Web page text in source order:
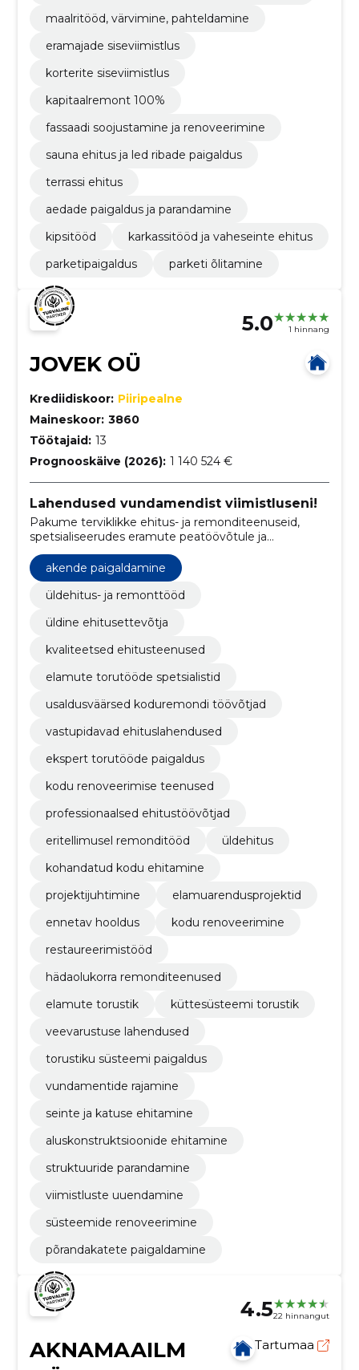
maalritööd, värvimine, pahteldamine
eramajade siseviimistlus
korterite siseviimistlus
kapitaalremont 100%
fassaadi soojustamine ja renoveerimine
sauna ehitus ja led ribade paigaldus
terrassi ehitus
aedade paigaldus ja parandamine
kipsitööd
karkassitööd ja vaheseinte ehitus
parketipaigaldus
parketi õlitamine
5.0 1 hinnang
JOVEK OÜ
Krediidiskoor: Piiripealne
Maineskoor: 3860
Töötajaid: 13
Prognooskäive (2026): 1 140 524 €
Lahendused vundamendist viimistluseni!
Pakume terviklikke ehitus- ja remonditeenuseid,
spetsialiseerudes eramute peatöövõtule ja
torutöödele.
akende paigaldamine
üldehitus- ja remonttööd
üldine ehitusettevõtja
kvaliteetsed ehitusteenused
elamute torutööde spetsialistid
usaldusväärsed koduremondi töövõtjad
vastupidavad ehituslahendused
ekspert torutööde paigaldus
kodu renoveerimise teenused
professionaalsed ehitustöövõtjad
eritellimusel remonditööd
üldehitus
kohandatud kodu ehitamine
projektijuhtimine
elamuarendusprojektid
ennetav hooldus
kodu renoveerimine
restaureerimistööd
hädaolukorra remonditeenused
elamute torustik
küttesüsteemi torustik
veevarustuse lahendused
torustiku süsteemi paigaldus
vundamentide rajamine
seinte ja katuse ehitamine
aluskonstruktsioonide ehitamine
struktuuride parandamine
viimistluste uuendamine
süsteemide renoveerimine
põrandakatete paigaldamine
4.522 hinnangut
AKNAMAAILM
Tartumaa